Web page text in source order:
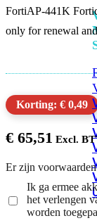
FortiAP-441K
only for renewal
Korting: € 0,49
€ 65,51
Er zijn
Ik ga ermee
het verlengen
worden